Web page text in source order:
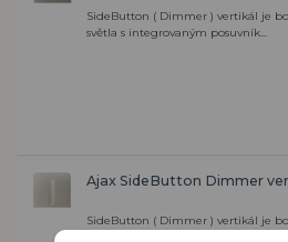
SideButton ( Dimmer ) vertikál je
světla s integrovaným posuvník...
Ajax SideButton Dimmer
SideButton ( Dimmer ) vertikál je